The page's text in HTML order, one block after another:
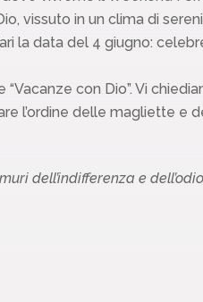
vissuto in un clima di
la data del 4 giugno:
con Dio”. Vi
l’ordine delle magliette e
dell’indifferenza e